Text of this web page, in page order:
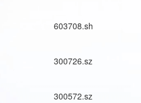
603708.sh
300726.sz
300572.sz